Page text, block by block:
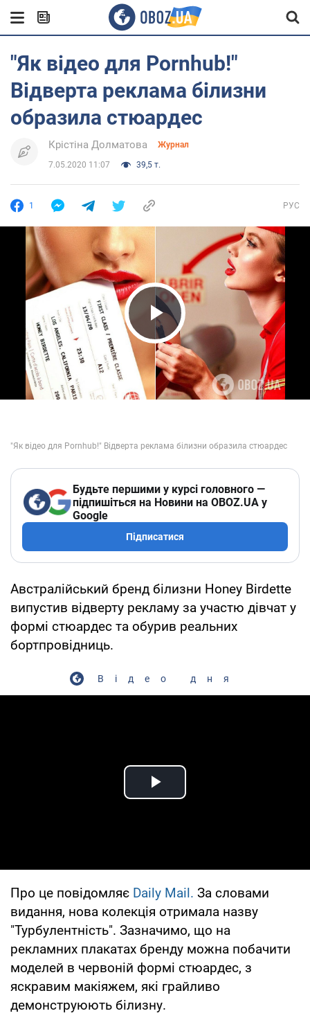
"Як відео для Pornhub!"
Відверта реклама білизни
образила стюардес
Крістіна Долматова Журнал
7.05.2020 11:07 39,5 т.
1 РУС
Play Video
Будьте першими у курсі головного —
підпишіться на Новини на OBOZ.UA у
Google
Підписатися
Австралійський бренд білизни Honey Birdette
випустив відверту рекламу за участю дівчат у
формі стюардес та обурив реальних
бортпровідниць.
Відео дня
Play Video
Про це повідомляє Daily Mail. За словами
видання, нова колекція отримала назву
"Турбулентність". Зазначимо, що на
рекламних плакатах бренду можна побачити
моделей в червоній формі стюардес, з
яскравим макіяжем, які грайливо
демонструюють білизну.